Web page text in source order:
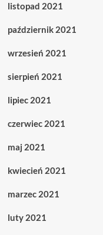
listopad 2021
październik 2021
wrzesień 2021
sierpień 2021
lipiec 2021
czerwiec 2021
maj 2021
kwiecień 2021
marzec 2021
luty 2021